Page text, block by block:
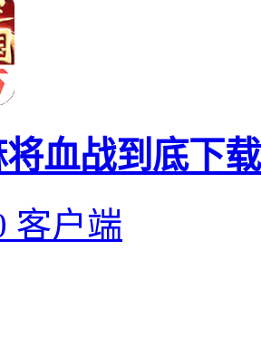
血战到底下
客户端